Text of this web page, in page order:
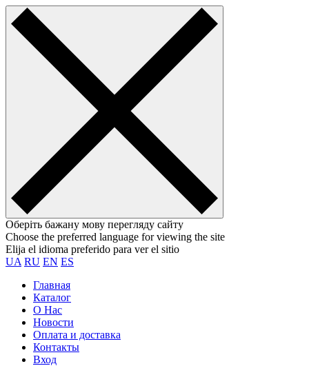
Оберіть бажану мову перегляду сайту
Choose the preferred language for viewing the site
Elija el idioma preferido para ver el sitio
UA RU EN ES
Главная
Каталог
О Нас
Новости
Оплата и доставка
Контакты
Вход